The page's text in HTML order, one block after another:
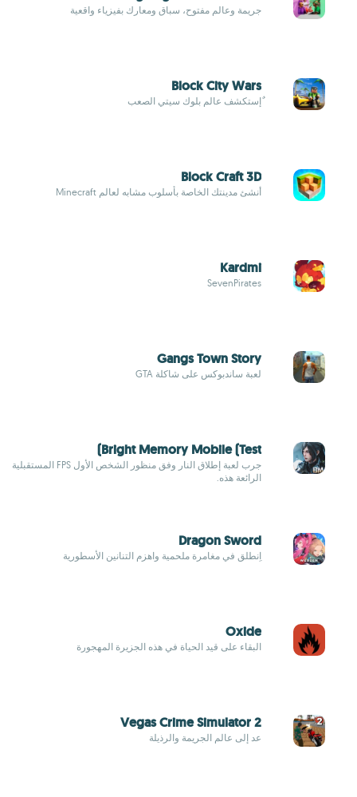
جريمة وعالم مفتوح، سباق ومعارك بفيزياء واقعية
Block City Wars
ٌإستكشف عالم بلوك سيتي الصعب
Block Craft 3D
أنشئ مدينتك الخاصة بأسلوب مشابه لعالم Minecraft
Kardmi
SevenPirates
Gangs Town Story
لعبة ساندبوكس على شاكلة GTA
Bright Memory Mobile (Test)
جرب لعبة إطلاق النار وفق منظور الشخص الأول FPS المستقبلية
الرائعة هذه.
Dragon Sword
اِنطلق في مغامرة ملحمية واهزم التنانين الأسطورية
Oxide
البقاء على قيد الحياة في هذه الجزيرة المهجورة
Vegas Crime Simulator 2
عد إلى عالم الجريمة والرذيلة